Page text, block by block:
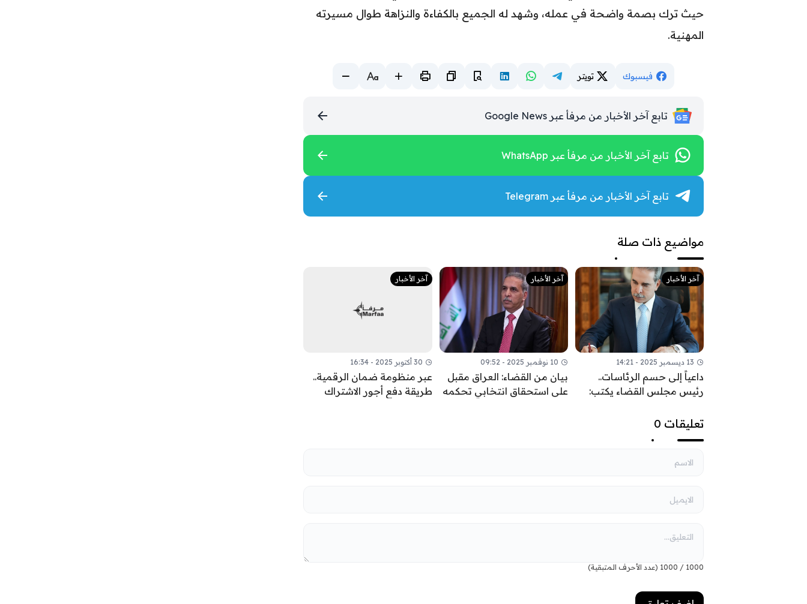
حيث ترك بصمة واضحة في عمله، وشهد له الجميع بالكفاءة والنزاهة طوال مسيرته
المهنية.
فيسبوك تويتر
تابع آخر الأخبار من مرفأ عبر Google News
تابع آخر الأخبار من مرفأ عبر WhatsApp
تابع آخر الأخبار من مرفأ عبر Telegram
مواضيع ذات صلة
آخر الأخبار
13 ديسمبر 2025 - 14:21
داعياً إلى حسم الرئاسات..
رئيس مجلس القضاء يكتب:
آخر الأخبار
10 نوفمبر 2025 - 09:52
بيان من القضاء: العراق مقبل
على استحقاق انتخابي تحكمه
آخر الأخبار
30 أكتوبر 2025 - 16:34
عبر منظومة ضمان الرقمية..
طريقة دفع أجور الاشتراك
تعليقات 0
1000
/
1000 (عدد الأحرف المتبقية)